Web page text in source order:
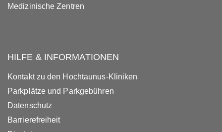
Medizinische Zentren
HILFE & INFORMATIONEN
Kontakt zu den Hochtaunus-Kliniken
Parkplätze und Parkgebühren
Datenschutz
Barrierefreiheit